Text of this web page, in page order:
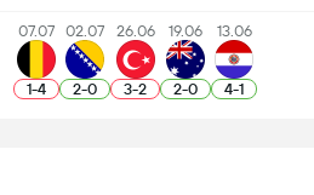
07.07
1-4
02.07
2-0
26.06
3-2
19.06
2-0
13.06
4-1